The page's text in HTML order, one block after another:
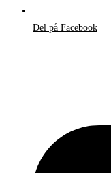
Del på Facebook